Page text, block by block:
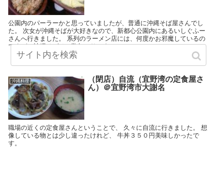
公園内のパーラーかと思っていましたが、普通に沖縄そば屋さんでし
た。 次女が沖縄そばが大好きなので、新都心公園内にあるいしぐふー
さんへ行きました。 系列のラーメン店には、何度かお邪魔しているの
ですが、沖縄そばは、数年ぶりです。
沖縄料理
（閉店）自流（宜野湾の定食屋さ
ん）＠宜野湾市大謝名
職場の近くの定食屋さんということで、 久々に自流に行きました。 想
像している物とは少し違ったけれど、 牛丼３５０円美味しかったで
す。